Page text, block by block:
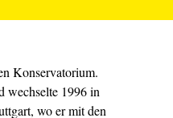
Konservatorium.
wechselte 1996 in
wo er mit den